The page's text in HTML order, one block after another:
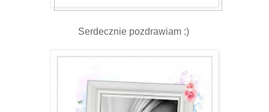
Serdecznie pozdrawiam :)